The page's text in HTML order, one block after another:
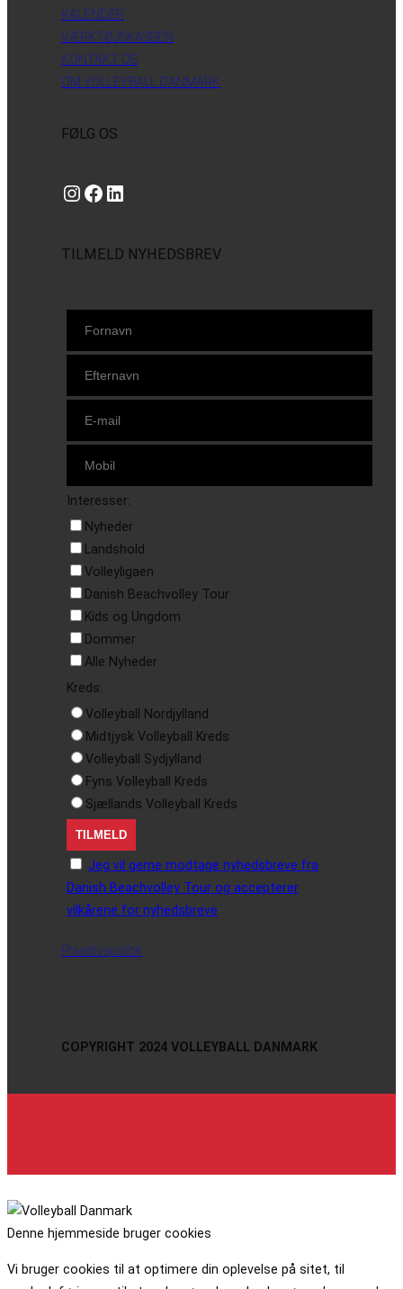
KALENDER
VÆRKTØJSKASSEN
KONTAKT OS
OM VOLLEYBALL DANMARK
FØLG OS
Instagram https://www.facebook.com/danishbeachvolleytour LinkedIn
TILMELD NYHEDSBREV
Interesser:
Nyheder
Landshold
Volleyligaen
Danish Beachvolley Tour
Kids og Ungdom
Dommer
Alle Nyheder
Kreds:
Volleyball Nordjylland
Midtjysk Volleyball Kreds
Volleyball Sydjylland
Fyns Volleyball Kreds
Sjællands Volleyball Kreds
Jeg vil gerne modtage nyhedsbreve fra
Danish Beachvolley Tour og accepterer
vilkårene for nyhedsbreve
Privatlivspolitik
COPYRIGHT 2024 VOLLEYBALL DANMARK
Denne hjemmeside bruger cookies
Vi bruger cookies til at optimere din oplevelse på sitet, til